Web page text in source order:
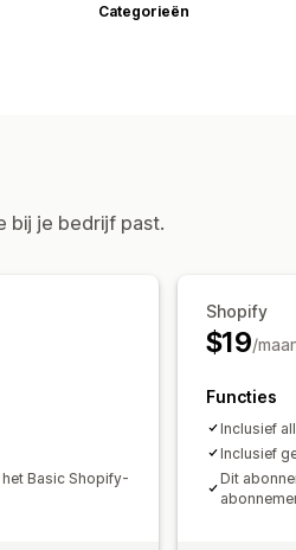
Categorieën
bij je bedrijf past.
Basic Shopify-
Shopify
$19/
Functies
Inclusief
Inclusief
Dit